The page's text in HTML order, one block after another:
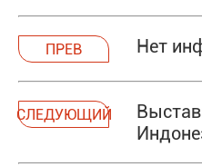
ПРЕВ Нет
СЛЕДУЮЩИЙ